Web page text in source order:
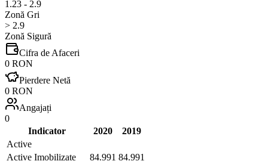
1.23 - 2.9
Zonă Gri
> 2.9
Zonă Sigură
Cifra de Afaceri
0 RON
Pierdere Netă
0 RON
Angajați
0
Indicator
2020
2019
Active
Active Imobilizate
84.991 84.991